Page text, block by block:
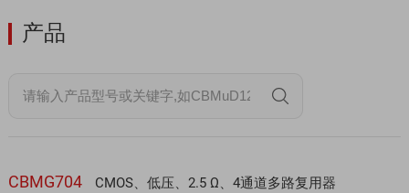
产品
CBMG704 CMOS、低压、2.5 Ω、4通道多路复用器